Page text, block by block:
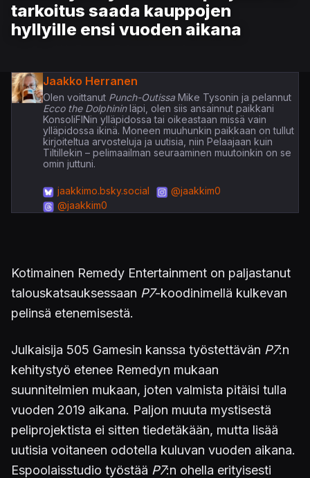
tarkoitus saada kauppojen
hyllyille ensi vuoden aikana
Jaakko Herranen
Olen voittanutPunch-OutissaMike Tysonin ja pelannut
Ecco the Dolphininläpi, olen siis ansainnut paikkani
KonsoliFINin ylläpidossa tai oikeastaan missä vain
ylläpidossa ikinä. Moneen muuhunkin paikkaan on tullut
kirjoiteltua arvosteluja ja uutisia, niin Pelaajaan kuin
Tiltillekin – pelimaailman seuraaminen muutoinkin on se
omin juttuni.
jaakkimo.bsky.social
@jaakkim0
@jaakkim0
Kotimainen Remedy Entertainment on paljastanut
talouskatsauksessaan P7-koodinimellä kulkevan
pelinsä etenemisestä.
Julkaisija 505 Gamesin kanssa työstettävän P7:n
kehitystyö etenee Remedyn mukaan
suunnitelmien mukaan, joten valmista pitäisi tulla
vuoden 2019 aikana. Paljon muuta mystisestä
peliprojektista ei sitten tiedetäkään, mutta lisää
uutisia voitaneen odotella kuluvan vuoden aikana.
Espoolaisstudio työstää P7:n ohella erityisesti